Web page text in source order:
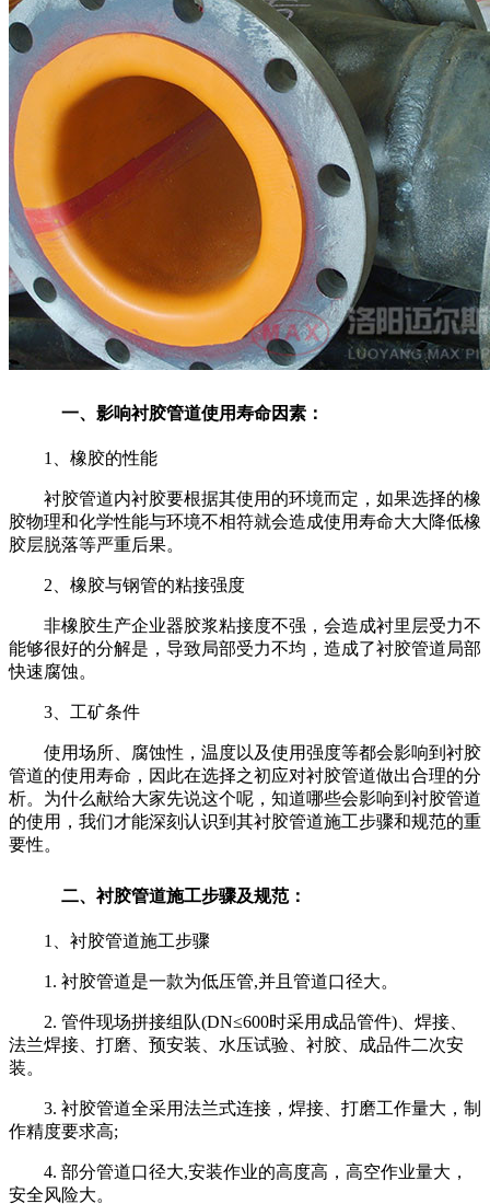
一、影响衬胶管道使用寿命因素：
1 、橡胶的性能
衬胶管道内衬胶要根据其使用的环境而定，如果选择的橡
胶物理和化学性能与环境不相符就会造成使用寿命大大降低橡
胶层脱落等严重后果。
2 、橡胶与钢管的粘接强度
非橡胶生产企业器胶浆粘接度不强，会造成衬里层受力不
能够很好的分解是，导致局部受力不均，造成了衬胶管道局部
快速腐蚀。
3 、工矿条件
使用场所、腐蚀性，温度以及使用强度等都会影响到衬胶
管道的使用寿命，因此在选择之初应对衬胶管道做出合理的分
析。为什么献给大家先说这个呢，知道哪些会影响到衬胶管道
的使用，我们才能深刻认识到其衬胶管道施工步骤和规范的重
要性。
二、 衬胶管道施工步骤及规范：
1 、衬胶管道施工步骤
1. 衬胶管道是一款为低压管,并且管道口径大。
2. 管件现场拼接组队(DN≤600时采用成品管件) 、焊接、
法兰焊接、打磨、预安装、水压试验、衬胶、成品件二次安
装。
3. 衬胶管道全采用法兰式连接，焊接、打磨工作量大，制
作精度要求高;
4. 部分管道口径大,安装作业的高度高，高空作业量大，
安全风险大。